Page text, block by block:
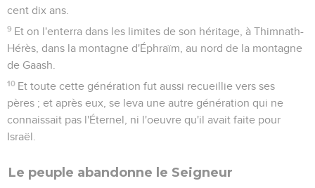
cent dix ans.
9 Et on l'enterra dans les limites de son héritage, à Thimnath-
Hérès, dans la montagne d'Éphraïm, au nord de la montagne
de Gaash.
10 Et toute cette génération fut aussi recueillie vers ses
pères ; et après eux, se leva une autre génération qui ne
connaissait pas l'Éternel, ni l'oeuvre qu'il avait faite pour
Israël.
Le peuple abandonne le Seigneur